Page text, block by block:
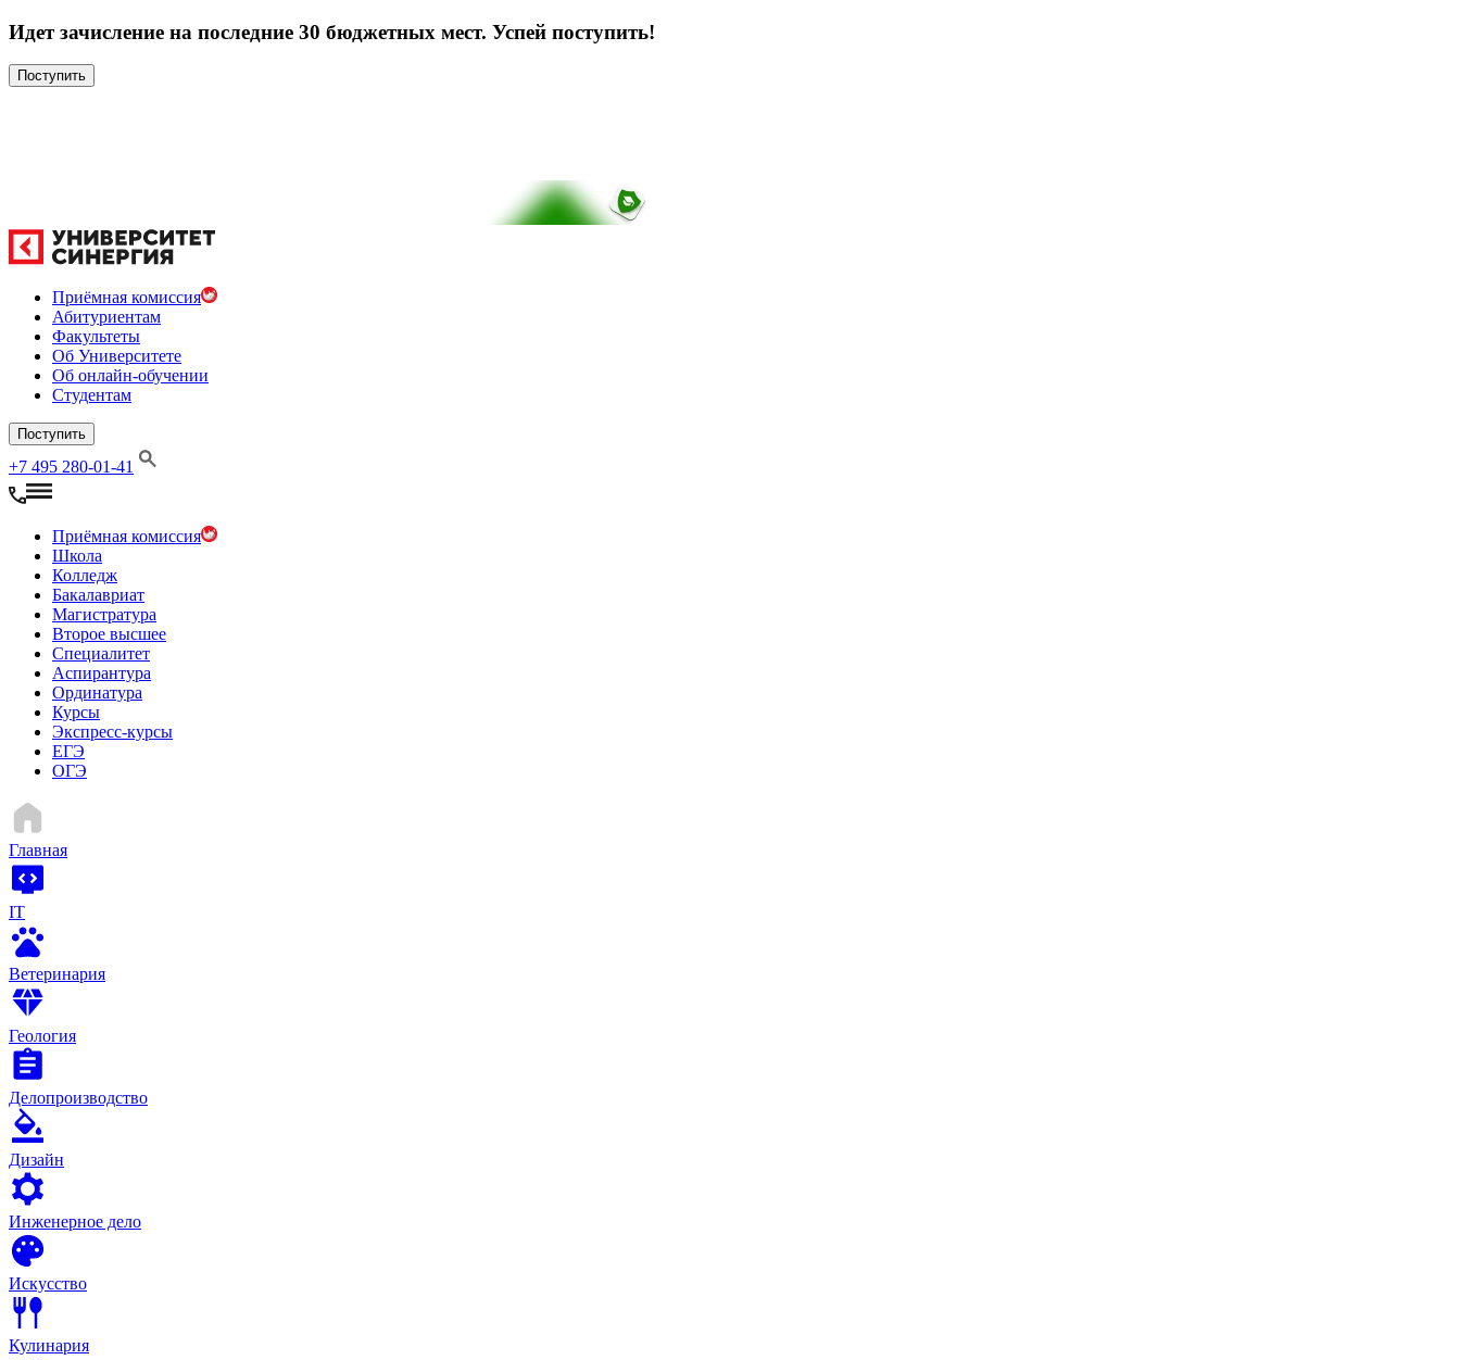
Идет зачисление на последние 30 бюджетных мест. Успей поступить!
Поступить
Приёмная комиссия
Абитуриентам
Факультеты
Об Университете
Об онлайн-обучении
Студентам
Поступить
+7 495 280-01-41
Приёмная комиссия
Школа
Колледж
Бакалавриат
Магистратура
Второе высшее
Специалитет
Аспирантура
Ординатура
Курсы
Экспресс-курсы
ЕГЭ
ОГЭ
Главная
IT
Ветеринария
Геология
Делопроизводство
Дизайн
Инженерное дело
Искусство
Кулинария